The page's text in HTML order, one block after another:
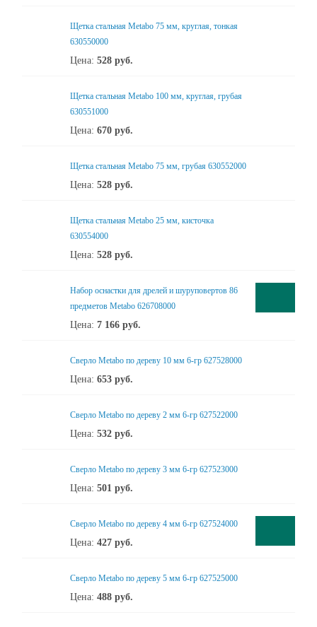
Щетка стальная Metabo 75 мм, круглая, тонкая
630550000
Цена: 528 руб.
Щетка стальная Metabo 100 мм, круглая, грубая
630551000
Цена: 670 руб.
Щетка стальная Metabo 75 мм, грубая 630552000
Цена: 528 руб.
Щетка стальная Metabo 25 мм, кисточка
630554000
Цена: 528 руб.
Набор оснастки для дрелей и шуруповертов 86
предметов Metabo 626708000
Цена: 7 166 руб.
Сверло Metabo по дереву 10 мм 6-гр 627528000
Цена: 653 руб.
Сверло Metabo по дереву 2 мм 6-гр 627522000
Цена: 532 руб.
Сверло Metabo по дереву 3 мм 6-гр 627523000
Цена: 501 руб.
Сверло Metabo по дереву 4 мм 6-гр 627524000
Цена: 427 руб.
Сверло Metabo по дереву 5 мм 6-гр 627525000
Цена: 488 руб.